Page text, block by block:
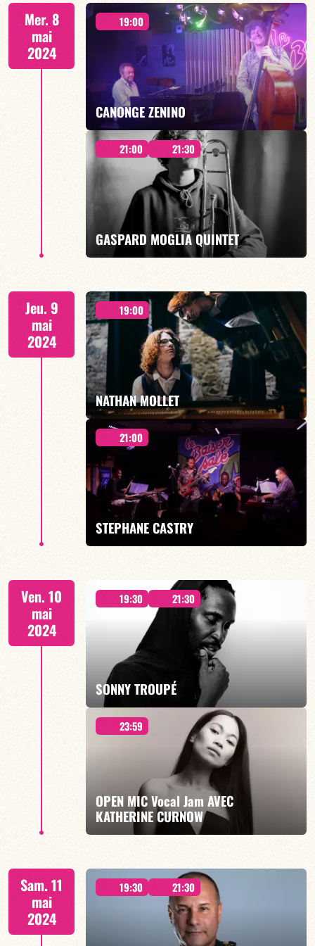
EN SAVOIR PLUS
Mer. 8
mai
2024
19:00
CANONGE ZENINO
Duo Jazz - 19h00
21:00 21:30
GASPARD MOGLIA QUINTET
21h30
EN SAVOIR PLUS
Jeu. 9
mai
2024
19:00
NATHAN MOLLET
NATHAN MOLLET présente IBEX - 19h00
21:00
STEPHANE CASTRY
EN SAVOIR PLUS
Ven. 10
mai
2024
19:30 21:30
SONNY TROUPÉ
ROMANCE LIVE - 2 SEANCES 19h30 & 21h30
23:59
OPEN MIC Vocal Jam AVEC
KATHERINE CURNOW
Sam. 11
mai
2024
19:30 21:30